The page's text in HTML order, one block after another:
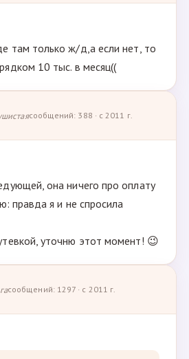
там только ж/д,а если нет, то
10 тыс. в месяц((
сообщений: 388 · с 2011 г.
она ничего про оплату
правда я и не спросила
уточню этот момент! 😉
сообщений: 1297 · с 2011 г.